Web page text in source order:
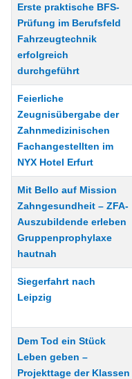
Erste praktische BFS-
Prüfung im Berufsfeld
Fahrzeugtechnik
erfolgreich
durchgeführt
Feierliche
Zeugnisübergabe der
Zahnmedizinischen
Fachangestellten im
NYX Hotel Erfurt
Mit Bello auf Mission
Zahngesundheit – ZFA-
Auszubildende erleben
Gruppenprophylaxe
hautnah
Siegerfahrt nach
Leipzig
Dem Tod ein Stück
Leben geben –
Projekttage der Klassen